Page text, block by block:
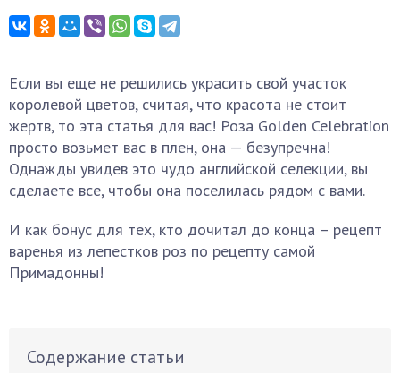
Если вы еще не решились украсить свой участок
королевой цветов, считая, что красота не стоит
жертв, то эта статья для вас! Роза Golden Celebration
просто возьмет вас в плен, она — безупречна!
Однажды увидев это чудо английской селекции, вы
сделаете все, чтобы она поселилась рядом с вами.
И как бонус для тех, кто дочитал до конца – рецепт
варенья из лепестков роз по рецепту самой
Примадонны!
Содержание статьи